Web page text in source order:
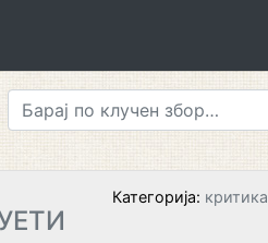
Категорија: критика